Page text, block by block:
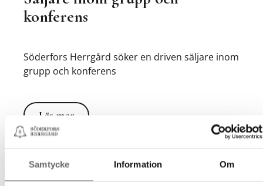
Samtycke Information Om
konferens
Söderfors Herrgård söker en driven säljare inom
grupp och konferens
Läs mer
Läs mer
Kökschef / Souschef till